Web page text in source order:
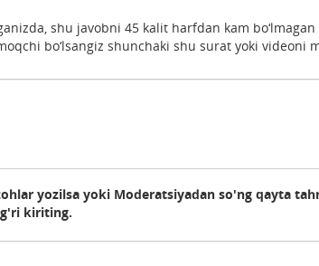
shu javobni 45 kalit harfdan kam
bo‘lsangiz shunchaki shu surat yoki videoni
yozilsa yoki Moderatsiyadan so'ng qayta
kiriting.